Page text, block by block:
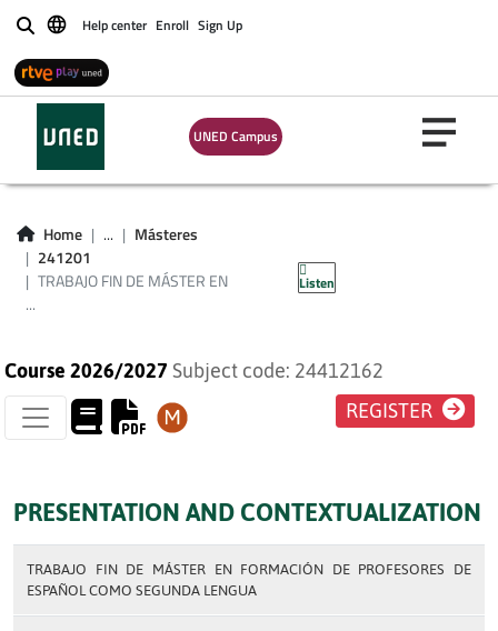
BuscarHelp center Enroll Sign Up
UNED Campus
Home ...
Másteres
241201
TRABAJO FIN DE MÁSTER EN
...
Listen
TRABAJO FIN DE
MÁSTER EN
FORMACIÓN DE
PROFESORES DE
ESPAÑOL COMO
SEGUNDA LENGUA
Course 2026/2027 Subject code: 24412162
REGISTER
PRESENTATION AND CONTEXTUALIZATION
TRABAJO FIN DE MÁSTER EN FORMACIÓN DE PROFESORES DE
ESPAÑOL COMO SEGUNDA LENGUA